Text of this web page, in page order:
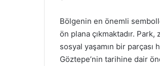
Bölgenin en önemli
ön plana çıkmaktadır.
sosyal yaşamın bir
Göztepe’nin tarihine dair